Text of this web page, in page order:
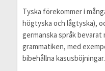
Tyska förekommer i
högtyska och lågtyska),
germanska språk bevarat
grammatiken, med
bibehållna kasusböjningar.